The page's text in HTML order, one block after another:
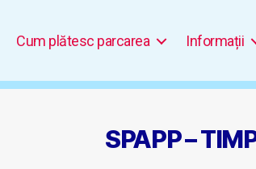
Cum plătesc parcarea Informații
SPAPP –